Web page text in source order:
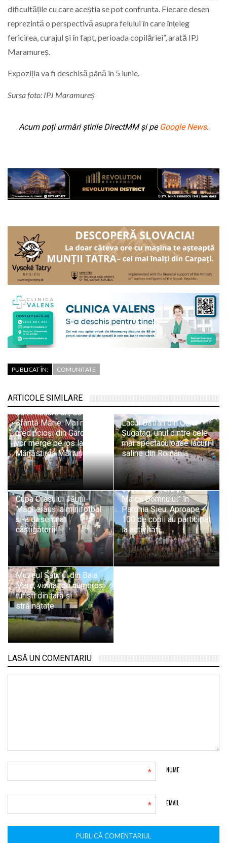
dificultățile cu care aceștia se pot confrunta. Fiecare desen
reprezintă o perspectivă asupra felului în care înțeleg
fericirea, curajul și în fapt, perioada copilăriei”, arată IPJ
Maramureș.
Expoziția va fi deschisă până în 5 iunie.
Sursa foto: IPJ Maramureș
Acum poți urmări știrile DirectMM și pe Google News.
PUBLICAT ÎN: COMUNITATE
ARTICOLE SIMILARE
Ca în fiecare an, de
Sfântă Mărie: Mai mulți
credincioși din Gârdani
vor merge pe jos la
Mănăstirea Măriuș
Lacul Bătrân din Ocna
Șugatag, unul dintre cele
mai spectaculoase lacuri
saline din România
Cupa Orașului Tăuții-
Măgherăuș la minifotbal
și-a desemnat
câștigătorii
Școala de Vară „Fiii
Maicii Domnului” în
Parohia Șieu: Aproape
100 de copii au participat
la activități
Muzeul Satului din Baia
Mare, vizitat de numeroși
turiști din țară și
străinătate
LASĂ UN COMENTARIU
NUME
*
EMAIL
*